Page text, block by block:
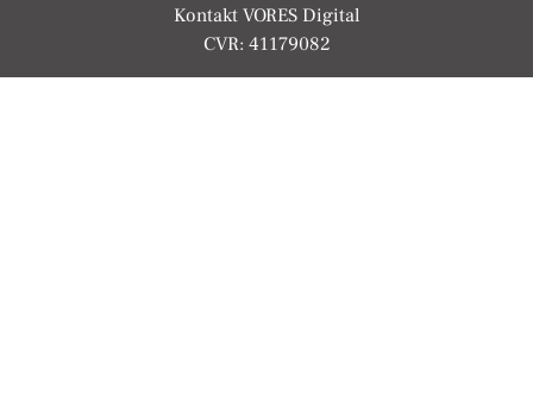
Kontakt VORES Digital
CVR: 41179082